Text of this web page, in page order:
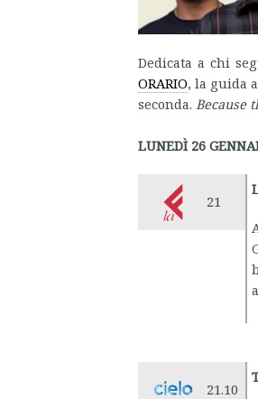
Dedicata a chi
ORARIO, la guida
seconda. Because
LUNEDÌ 26
21
21.10